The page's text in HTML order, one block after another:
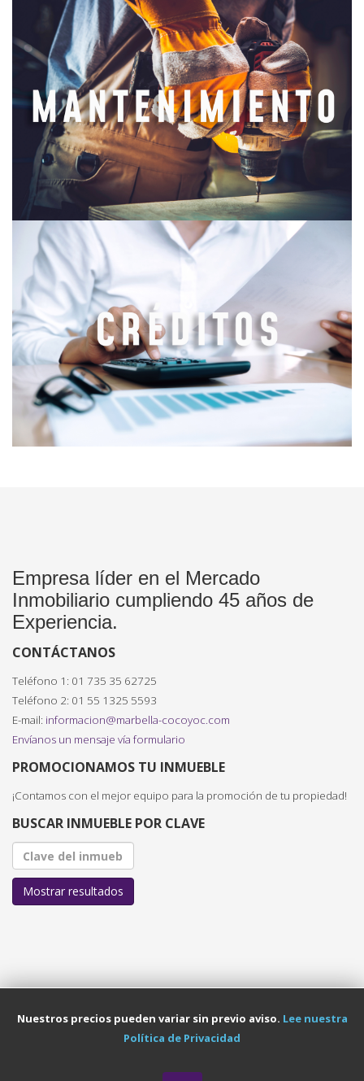
Empresa líder en el Mercado
Inmobiliario cumpliendo 45 años de
Experiencia.
CONTÁCTANOS
Teléfono 1: 01 735 35 62725
Teléfono 2: 01 55 1325 5593
E-mail: informacion@marbella-cocoyoc.com
Envíanos un mensaje vía formulario
PROMOCIONAMOS TU INMUEBLE
¡Contamos con el mejor equipo para la promoción de tu propiedad!
BUSCAR INMUEBLE POR CLAVE
Mostrar resultados
© 2026 Marbella. All Rights Reserved. Designed By Magdiel Reyes
Nuestros precios pueden variar sin previo aviso. Lee nuestra
Política de Privacidad